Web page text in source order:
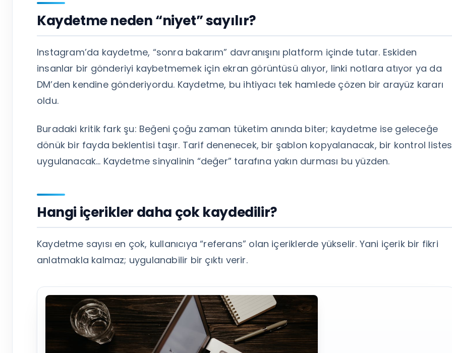
Kaydetme neden “niyet” sayılır?
Instagram’da kaydetme, “sonra bakarım” davranışını platform içinde tutar. Eskiden
insanlar bir gönderiyi kaybetmemek için ekran görüntüsü alıyor, linki notlara atıyor ya da
DM’den kendine gönderiyordu. Kaydetme, bu ihtiyacı tek hamlede çözen bir arayüz kararı
oldu.
Buradaki kritik fark şu: Beğeni çoğu zaman tüketim anında biter; kaydetme ise geleceğe
dönük bir fayda beklentisi taşır. Tarif denenecek, bir şablon kopyalanacak, bir kontrol
uygulanacak… Kaydetme sinyalinin “değer” tarafına yakın durması bu yüzden.
Hangi içerikler daha çok kaydedilir?
Kaydetme sayısı en çok, kullanıcıya “referans” olan içeriklerde yükselir. Yani içerik bir fikri
anlatmakla kalmaz; uygulanabilir bir çıktı verir.